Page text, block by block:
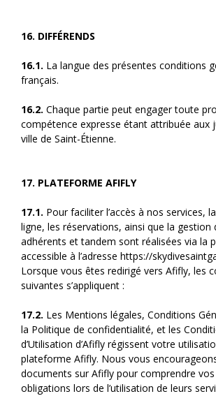
16. DIFFÉRENDS
16.1. La langue des présentes conditions
français.
16.2. Chaque partie peut engager toute
compétence expresse étant attribuée aux
ville de Saint-Étienne.
17. PLATEFORME AFIFLY
17.1. Pour faciliter l’accès à nos services,
ligne, les réservations, ainsi que la gestion
adhérents et tandem sont réalisées via la
accessible à l’adresse https://
Lorsque vous êtes redirigé vers Afifly, les
suivantes s’appliquent :
17.2. Les Mentions légales, Conditions
la Politique de confidentialité, et les
d’Utilisation d’Afifly régissent votre
plateforme Afifly. Nous vous
documents sur Afifly pour comprendre
obligations lors de l’utilisation de leurs